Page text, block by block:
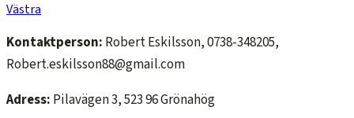
Västra
Kontaktperson: Robert Eskilsson, 0738-348205,
Robert.eskilsson88@gmail.com
Adress: Pilavägen 3, 523 96 Grönahög